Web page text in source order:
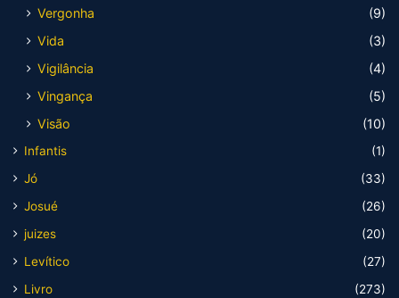
Vergonha
(9)
Vida
(3)
Vigilância
(4)
Vingança
(5)
Visão
(10)
Infantis
(1)
Jó
(33)
Josué
(26)
juizes
(20)
Levítico
(27)
Livro
(273)